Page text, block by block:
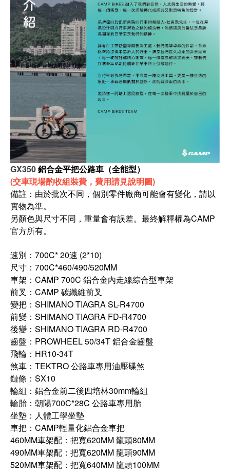
GX350鋁合金平把公路車（全能型）
(交車現場酌收組裝費，費用請見說明圖)
備註：由於批次不同，個別零件廠商可能會有變化，請以
實物為準。
另顏色與尺寸不同，重量會有誤差。最終解釋權為CAMP
官方所有。
速別：700C* 20速 (2*10)
尺寸：700C*460/490/520MM
車架：CAMP 700C 鋁合金內走線綜合型車架
前叉：CAMP 碳纖維前叉
變把：SHIMANO TIAGRA SL-R4700
前變：SHIMANO TIAGRA FD-R4700
後變：SHIMANO TIAGRA RD-R4700
齒盤：PROWHEEL 50/34T 鋁合金齒盤
飛輪：HR10-34T
煞車：TEKTRO 公路車專用油壓碟煞
鏈條：SX10
輪組：鋁合金前二後四培林30mm輪組
輪胎：朝陽700C*28C 公路車專用胎
坐墊：人體工學坐墊
車把：CAMP輕量化鋁合金車把
460MM車架配：把寬620MM 龍頭80MM
490MM車架配：把寬620MM 龍頭90MM
520MM車架配：把寬640MM 龍頭100MM